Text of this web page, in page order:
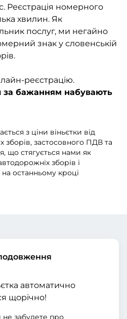
Реєстрація номерного
хвилин. Як
послуг, ми негайно
знак у словенській
реєстрацію.
за бажанням набувають
з ціни віньєтки від
зборів, застосовного ПДВ та
що стягується нами як
зборів і
останньому кроці
автоматично
щорічно!
не забудете про